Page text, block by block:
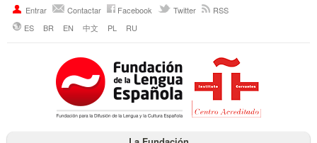
Entrar Contactar Facebook Twitter
RSS
ES
BR EN 中文 PL RU